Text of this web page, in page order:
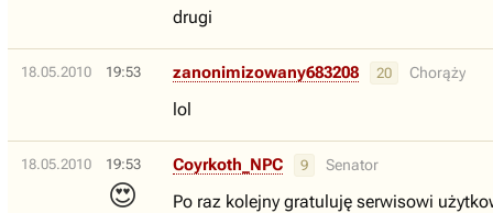
drugi
18.05.2010 19:53 zanonimizowany683208 20 Chorąży
lol
18.05.2010 19:53
😍
Coyrkoth_NPC 9 Senator
Po raz kolejny gratuluję serwisowi